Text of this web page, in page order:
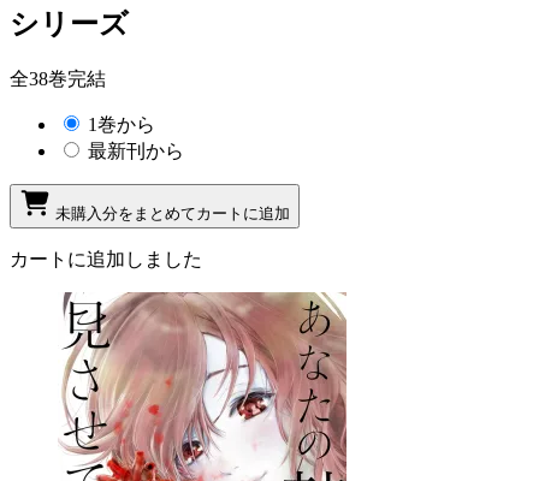
シリーズ
全38巻完結
1巻から
最新刊から
未購入分をまとめてカートに追加
カートに追加しました